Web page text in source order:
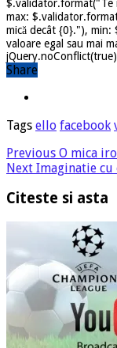
$.validator.format("Te
max:
mică decât {0}."), min:
valoare egal sau mai
Share
Tags ello facebook
Previous O mica
Next Imaginatie
Citeste si asta